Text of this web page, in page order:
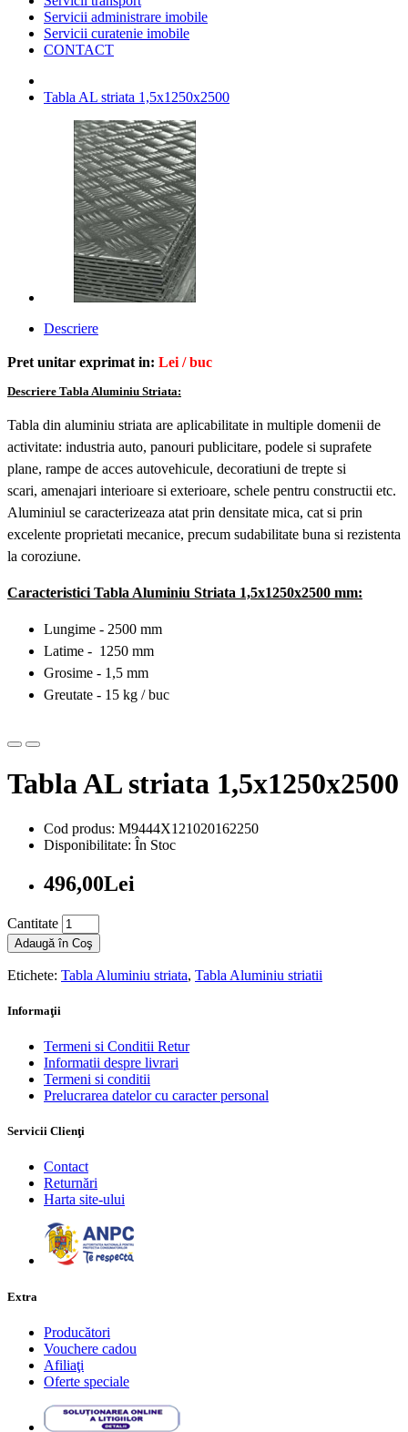
Servicii administrare imobile
Servicii curatenie imobile
CONTACT
Tabla AL striata 1,5x1250x2500
Descriere
Pret unitar exprimat in: Lei / buc
Descriere Tabla Aluminiu Striata:
Tabla din aluminiu striata are aplicabilitate in multiple domenii de
activitate: industria auto, panouri publicitare, podele si suprafete
plane, rampe de acces autovehicule, decoratiuni de trepte si
scari, amenajari interioare si exterioare, schele pentru constructii etc.
Aluminiul se caracterizeaza atat prin densitate mica, cat si prin
excelente proprietati mecanice, precum sudabilitate buna si rezistenta
la coroziune.
Caracteristici Tabla Aluminiu Striata 1,5x1250x2500 mm:
Lungime - 2500 mm
Latime - 1250 mm
Grosime - 1,5 mm
Greutate - 15 kg / buc
Tabla AL striata 1,5x1250x2500
Cod produs: M9444X121020162250
Disponibilitate: În Stoc
496,00Lei
Cantitate
Adaugă în Coş
Etichete: Tabla Aluminiu striata, Tabla Aluminiu striatii
Informaţii
Termeni si Conditii Retur
Informatii despre livrari
Termeni si conditii
Prelucrarea datelor cu caracter personal
Servicii Clienţi
Contact
Returnări
Harta site-ului
Extra
Producători
Vouchere cadou
Afiliaţi
Oferte speciale